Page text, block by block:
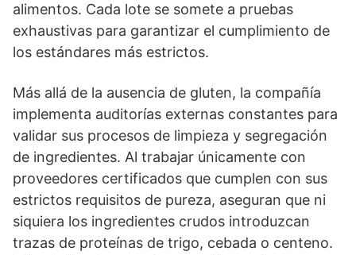
alimentos. Cada lote se somete a pruebas
exhaustivas para garantizar el cumplimiento de
los estándares más estrictos.
Más allá de la ausencia de gluten, la compañía
implementa auditorías externas constantes para
validar sus procesos de limpieza y segregación
de ingredientes. Al trabajar únicamente con
proveedores certificados que cumplen con sus
estrictos requisitos de pureza, aseguran que ni
siquiera los ingredientes crudos introduzcan
trazas de proteínas de trigo, cebada o centeno.